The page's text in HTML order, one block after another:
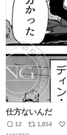
ト
数
数
仕方ないんだ
返
12
リ
1,854
い